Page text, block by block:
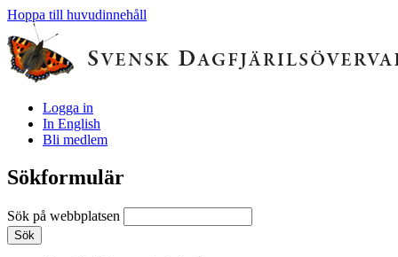
Hoppa till huvudinnehåll
Logga in
In English
Bli medlem
Sökformulär
Sök på webbplatsen